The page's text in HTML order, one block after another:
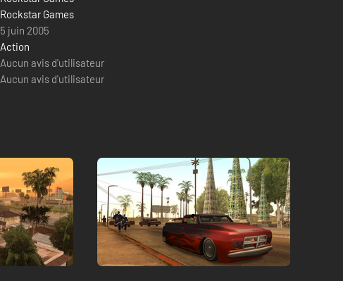
Rockstar Games
5 juin 2005
Action
Aucun avis d'utilisateur
Aucun avis d'utilisateur